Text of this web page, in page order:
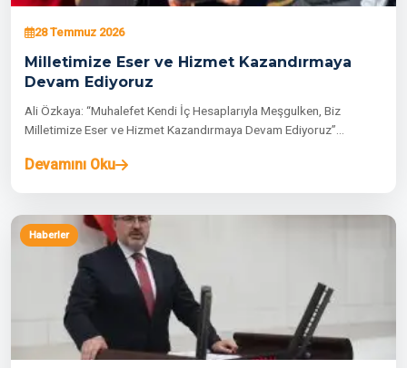
28 Temmuz 2026
Milletimize Eser ve Hizmet Kazandırmaya
Devam Ediyoruz
Ali Özkaya: “Muhalefet Kendi İç Hesaplarıyla Meşgulken, Biz
Milletimize Eser ve Hizmet Kazandırmaya Devam Ediyoruz”…
Devamını Oku
Haberler